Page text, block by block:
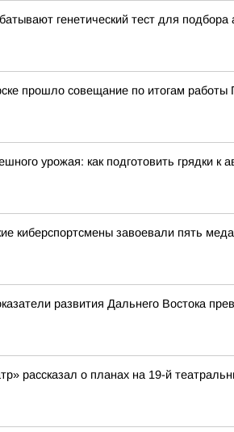
генетический тест для подбора
прошло совещание по итогам работы
урожая: как подготовить грядки к
киберспортсмены завоевали пять
развития Дальнего Востока
рассказал о планах на 19-й